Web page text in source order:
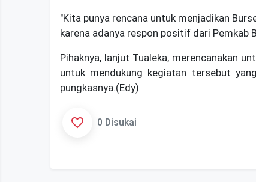
"Kita punya rencana untuk menjadikan
karena adanya respon positif dari Pemkab
Pihaknya, lanjut Tualeka, merencanakan
untuk mendukung kegiatan tersebut
pungkasnya.(Edy)
0 Disukai